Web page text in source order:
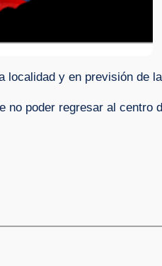
localidad y en previsión de
poder regresar al